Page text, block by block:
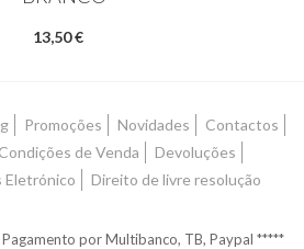
13,50 €
Promoções Novidades
Contactos
Condições de Venda
Devoluções
Eletrónico
Direito de livre resolução
por Multibanco, TB, Paypal *****